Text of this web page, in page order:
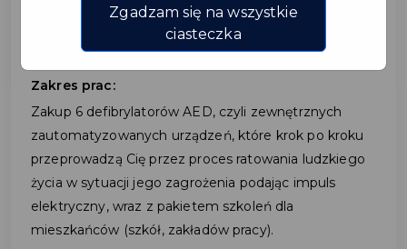
Zakup defibrylatorów
Zakres prac:
Zakup 6 defibrylatorów AED, czyli zewnętrznych
zautomatyzowanych urządzeń, które krok po kroku
przeprowadzą Cię przez proces ratowania ludzkiego
życia w sytuacji jego zagrożenia podając impuls
elektryczny, wraz z pakietem szkoleń dla
mieszkańców (szkół, zakładów pracy).
Zgadzam się na wszystkie
ciasteczka